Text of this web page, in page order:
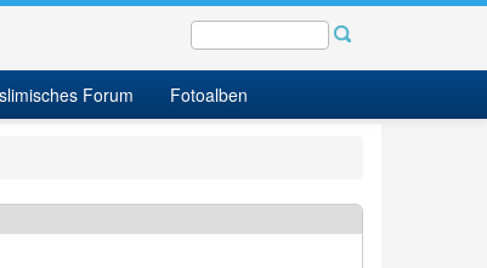
Forum Fotoalben